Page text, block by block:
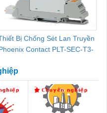
Bị Chống Sét Lan Truyền
Contact PLT-SEC-T3-